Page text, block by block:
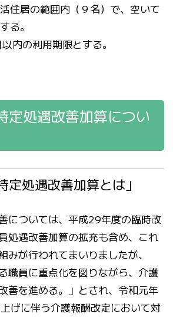
住居の範囲内（９名）で、空いて
る。
内の利用期限とする。
定処遇改善加算につい
定処遇改善加算とは」
については、平成29年度の臨時改
処遇改善加算の拡充も含め、これ
みが行われてまいりましたが、
職員に重点化を図りながら、介護
善を進める。」とされ、令和元年
げに伴う介護報酬改定において対